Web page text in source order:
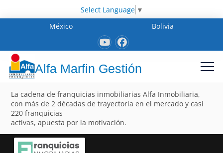
Select Language ▼
México
Bolivia
Alfa Marfin Gestión
La cadena de franquicias inmobiliarias Alfa Inmobiliaria,
con más de 2 décadas de trayectoria en el mercado y casi
220 franquicias
activas, apuesta por la motivación.